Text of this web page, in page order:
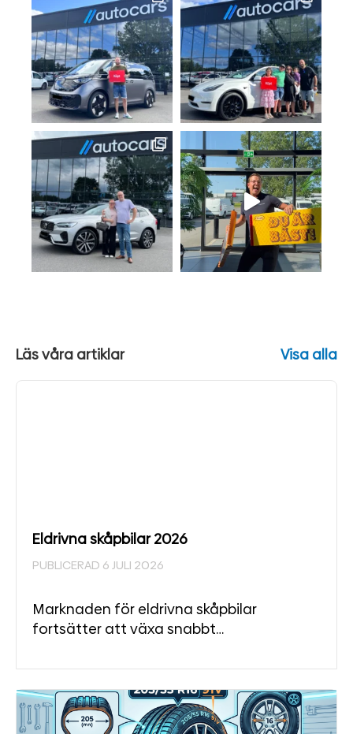
Läs våra artiklar Visa alla
Eldrivna skåpbilar 2026
PUBLICERAD 6 JULI 2026
Marknaden för eldrivna skåpbilar
fortsätter att växa snabbt…